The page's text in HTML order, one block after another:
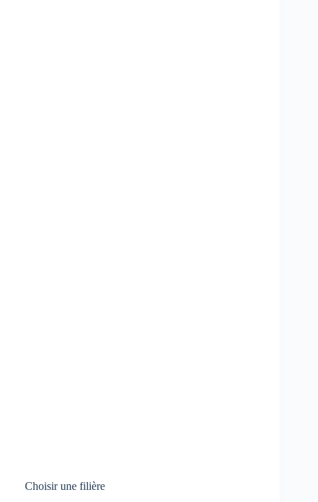
Choisir une filière